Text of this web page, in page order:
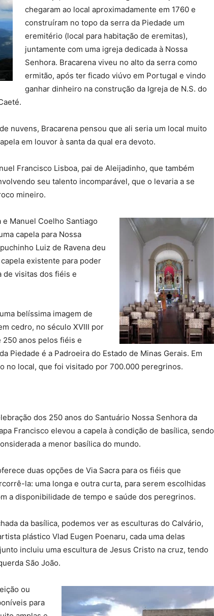
chegaram ao local aproximadamente em 1760 e
construíram no topo da serra da Piedade um
eremitério (local para habitação de eremitas),
juntamente com uma igreja dedicada à Nossa
Senhora. Bracarena viveu no alto da serra como
ermitão, após ter ficado viúvo em Portugal e vindo
ganhar dinheiro na construção da Igreja de N.S. do
nuvens, Bracarena pensou que ali seria um local muito
em louvor à santa da qual era devoto.
Francisco Lisboa, pai de Aleijadinho, que também
seu talento incomparável, que o levaria a se
mineiro.
e Manuel Coelho Santiago
capela para Nossa
Luiz de Ravena deu
existente para poder
de visitas dos fiéis e
belíssima imagem de
cedro, no século XVIII por
250 anos pelos fiéis e
Piedade é a Padroeira do Estado de Minas Gerais. Em
no local, que foi visitado por 700.000 peregrinos.
dos 250 anos do Santuário Nossa Senhora da
Francisco elevou a capela à condição de basílica, sendo
a menor basílica do mundo.
duas opções de Via Sacra para os fiéis que
la: uma longa e outra curta, para serem escolhidas
a disponibilidade de tempo e saúde dos peregrinos.
da basílica, podemos ver as esculturas do Calvário,
plástico Vlad Eugen Poenaru, cada uma delas
incluiu uma escultura de Jesus Cristo na cruz, tendo
São João.
ou
para